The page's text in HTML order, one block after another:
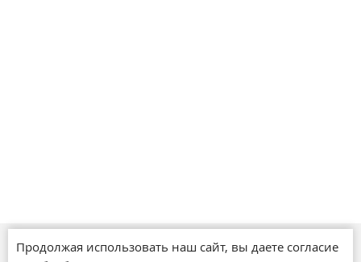
Магазины
Продолжая использовать наш сайт, вы даете согласие